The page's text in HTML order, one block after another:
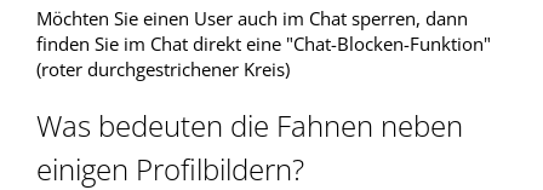
Möchten Sie einen User auch im Chat sperren, dann
finden Sie im Chat direkt eine "Chat-Blocken-Funktion"
(roter durchgestrichener Kreis)
Was bedeuten die Fahnen neben
einigen Profilbildern?